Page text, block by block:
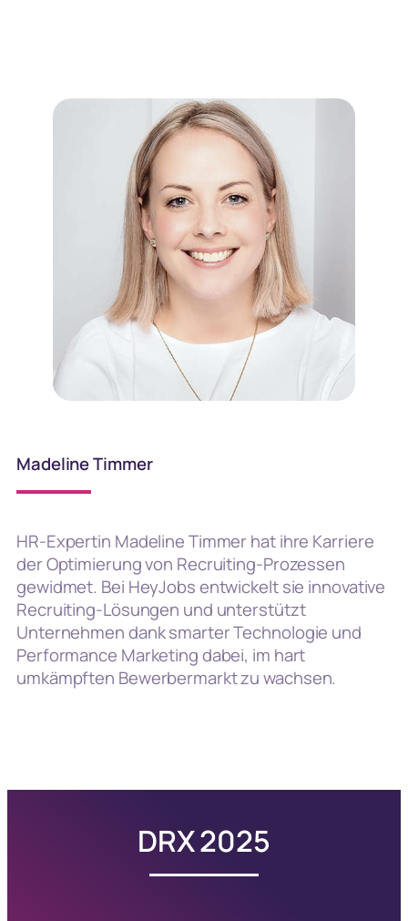
Madeline Timmer
HR-Expertin Madeline Timmer hat ihre Karriere
der Optimierung von Recruiting-Prozessen
gewidmet. Bei HeyJobs entwickelt sie innovative
Recruiting-Lösungen und unterstützt
Unternehmen dank smarter Technologie und
Performance Marketing dabei, im hart
umkämpften Bewerbermarkt zu wachsen.
DRX 2025